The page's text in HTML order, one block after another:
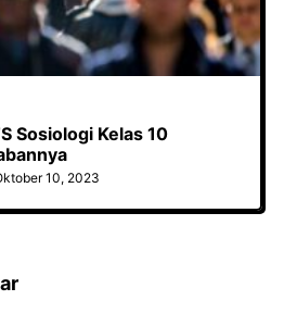
Sosiologi Kelas 10
10, 2023